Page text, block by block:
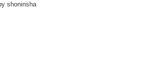
shoninsha